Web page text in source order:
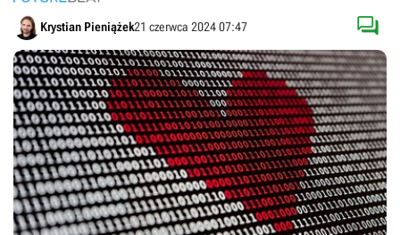
Krystian Pieniążek21 czerwca 2024 07:47 